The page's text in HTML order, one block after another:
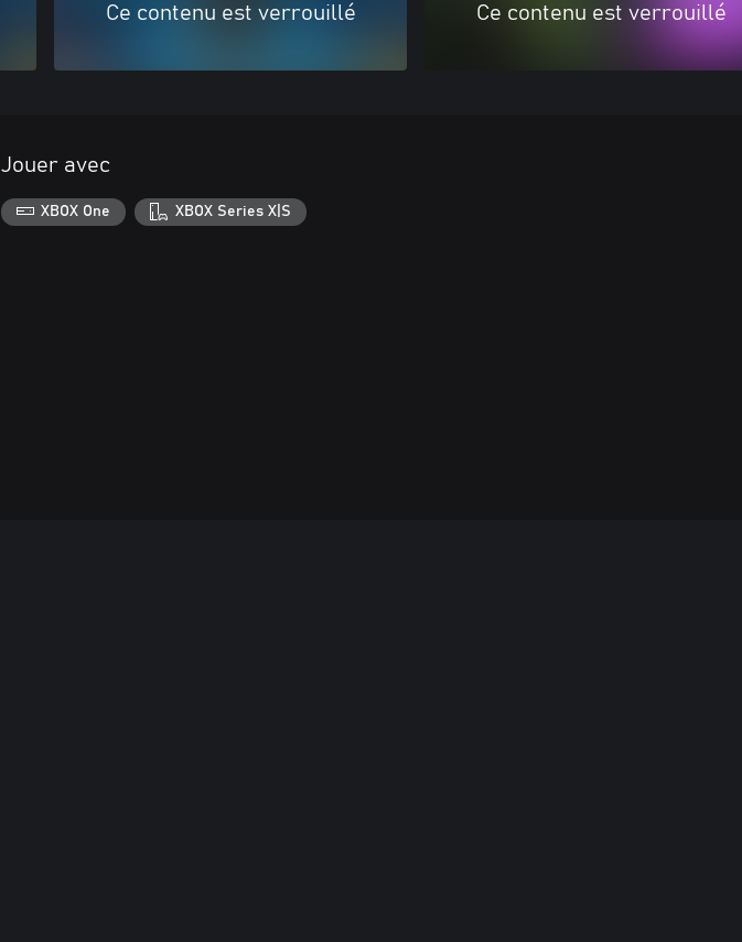
Ce contenu est verrouillé Ce contenu est verrouillé
Jouer avec
XBOX One XBOX Series X|S